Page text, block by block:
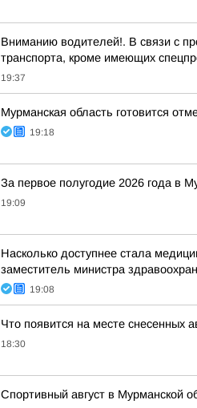
Вниманию водителей!. В связи с
транспорта, кроме имеющих
19:37
Мурманская область готовится
19:18
За первое полугодие 2026 года в
19:09
Насколько доступнее стала
заместитель министра
19:08
Что появится на месте снесенных
18:30
Спортивный август в Мурманской